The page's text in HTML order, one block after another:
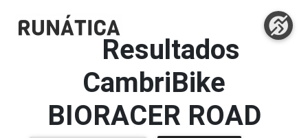
Resultados
CambriBike
BIORACER ROAD